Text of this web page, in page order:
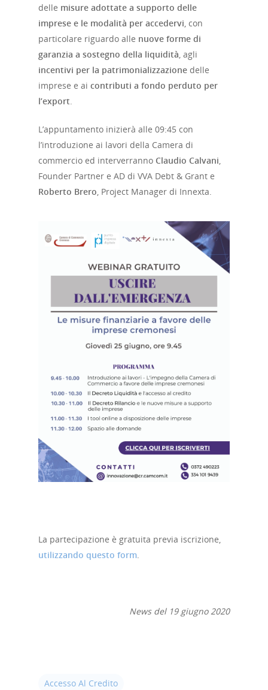
delle misure adottate a supporto delle
imprese e le modalità per accedervi, con
particolare riguardo alle nuove forme di
garanzia a sostegno della liquidità, agli
incentivi per la patrimonializzazione delle
imprese e ai contributi a fondo perduto per
l’export.
L’appuntamento inizierà alle 09:45 con
l’introduzione ai lavori della Camera di
commercio ed interverranno Claudio Calvani,
Founder Partner e AD di VVA Debt & Grant e
Roberto Brero, Project Manager di Innexta.
La partecipazione è gratuita previa iscrizione,
utilizzando questo form.
News del 19 giugno 2020
Accesso Al Credito
Chi siamo
digitali
Portale Agevolazioni